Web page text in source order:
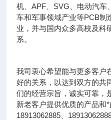
机、APF、SVG、电动汽车
车和军事领域产业等PCB制
业，并与国内众多高校及科
系。
我司衷心希望能与更多客户
好的关系，以达到双方的共
们的经营宗旨，诚实可靠，
新老客户提供优质的产品和*
18913062885、